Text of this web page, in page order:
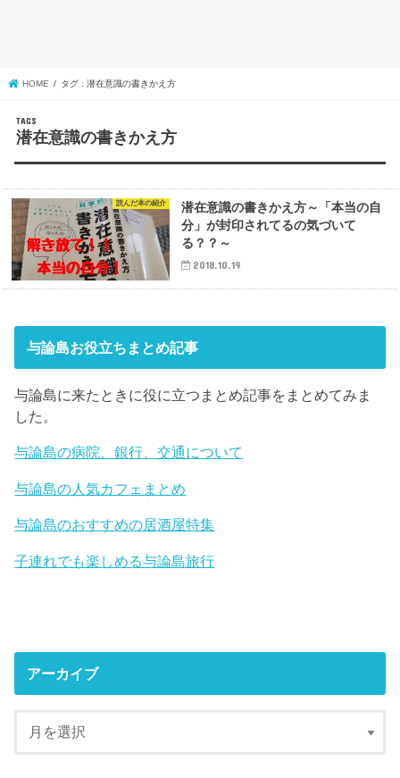
HOME タグ : 潜在意識の書きかえ方
潜在意識の書きかえ方
読んだ本の紹介
潜在意識の書きかえ方～「本当の自
分」が封印されてるの気づいて
る？？～
2018.10.19
与論島お役立ちまとめ記事
与論島に来たときに役に立つまとめ記事をまとめてみま
した。
与論島の病院、銀行、交通について
与論島の人気カフェまとめ
与論島のおすすめの居酒屋特集
子連れでも楽しめる与論島旅行
アーカイブ